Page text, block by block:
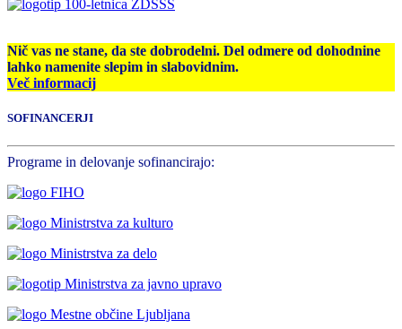
Nič vas ne stane, da ste dobrodelni. Del odmere od dohodnine
lahko namenite slepim in slabovidnim.
Več informacij
SOFINANCERJI
Programe in delovanje sofinancirajo: